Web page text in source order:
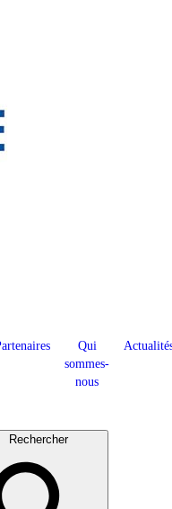
Qui
sommes-
nous
Rechercher